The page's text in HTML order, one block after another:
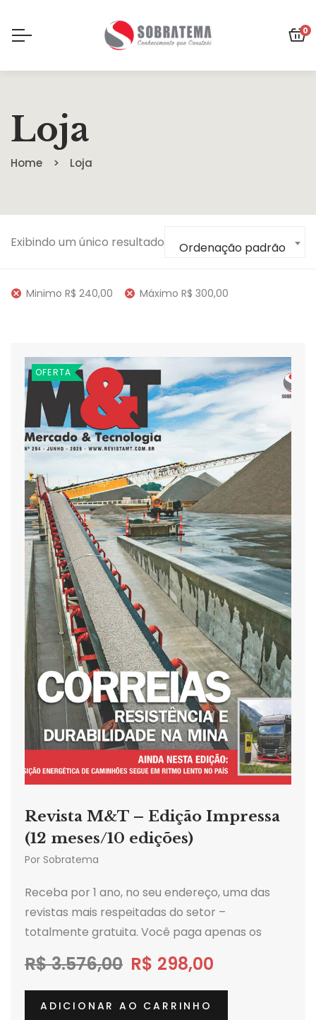
0
Loja
Home Loja
Exibindo um único resultado Ordenação padrão
Minimo R$ 240,00 Máximo R$ 300,00
OFERTA
Revista M&T – Edição Impressa
(12 meses/10 edições)
Por Sobratema
Receba por 1 ano, no seu endereço, uma das
revistas mais respeitadas do setor –
totalmente gratuita. Você paga apenas os
custos logísticos. Conhecimento técnico,
tendências, inovações e conteúdos exclusivos
daRevista M&T, com a qualidade e confiança
daSobratema.
R$3.576,00 R$ 298,00
ADICIONAR AO CARRINHO